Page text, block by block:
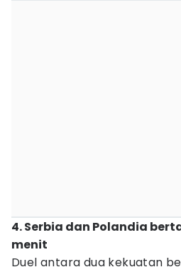
4. Serbia dan Polandia
menit
Duel antara dua kekuatan